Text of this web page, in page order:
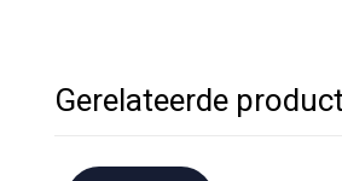
Gerelateerde